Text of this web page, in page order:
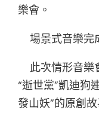
樂會。
場景式音樂完
此次情形音樂
“逝世黨”凱迪狗
發山妖”的原創